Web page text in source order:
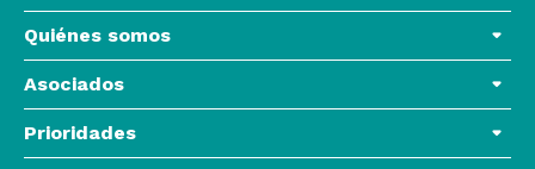
Quiénes somos
Asociados
Prioridades